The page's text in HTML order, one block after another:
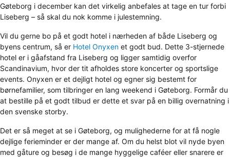
Gøteborg i december kan det virkelig anbefales at tage en tur forbi
Liseberg – så skal du nok komme i julestemning.
Vil du gerne bo på et godt hotel i nærheden af både Liseberg og
byens centrum, så er Hotel Onyxen et godt bud. Dette 3-stjernede
hotel er i gåafstand fra Liseberg og ligger samtidig overfor
Scandinavium, hvor der tit afholdes store koncerter og sportslige
events. Onyxen er et dejligt hotel og egner sig bestemt for
børnefamilier, som tilbringer en lang weekend i Gøteborg. Formår du
at bestille på et godt tilbud er dette et svar på en billig overnatning i
den svenske storby.
Det er så meget at se i Gøteborg, og mulighederne for at få nogle
dejlige ferieminder er der mange af. Om du helst blot vil nyde byen
med gåture og besøg i de mange hyggelige caféer eller snarere er